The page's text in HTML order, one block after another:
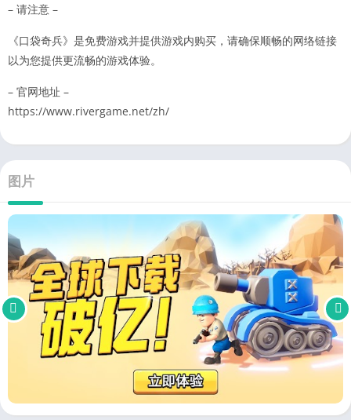
– 请注意 –
《口袋奇兵》是免费游戏并提供游戏内购买，请确保顺畅的网络链接
以为您提供更流畅的游戏体验。
– 官网地址 –
https://www.rivergame.net/zh/
图片